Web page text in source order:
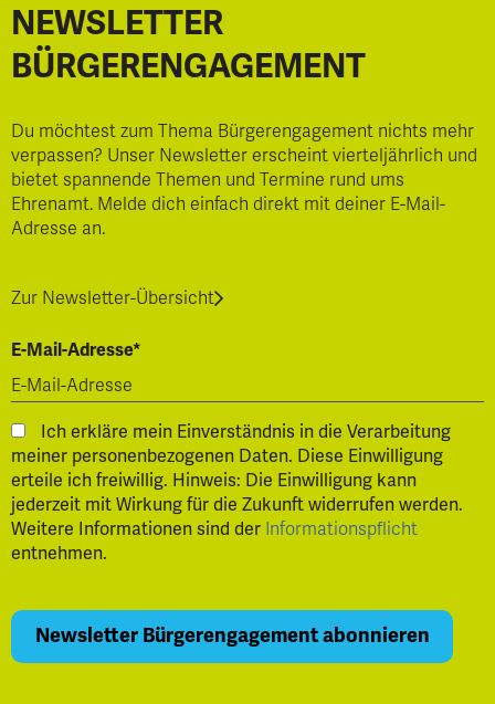
NEWSLETTER
BÜRGERENGAGEMENT
Du möchtest zum Thema Bürgerengagement nichts mehr
verpassen? Unser Newsletter erscheint vierteljährlich und
bietet spannende Themen und Termine rund ums
Ehrenamt. Melde dich einfach direkt mit deiner E-Mail-
Adresse an.
Zur Newsletter-Übersicht
E-Mail-Adresse*
Ich erkläre mein Einverständnis in die Verarbeitung
meiner personenbezogenen Daten. Diese Einwilligung
erteile ich freiwillig. Hinweis: Die Einwilligung kann
jederzeit mit Wirkung für die Zukunft widerrufen werden.
Weitere Informationen sind der Informationspflicht
entnehmen.